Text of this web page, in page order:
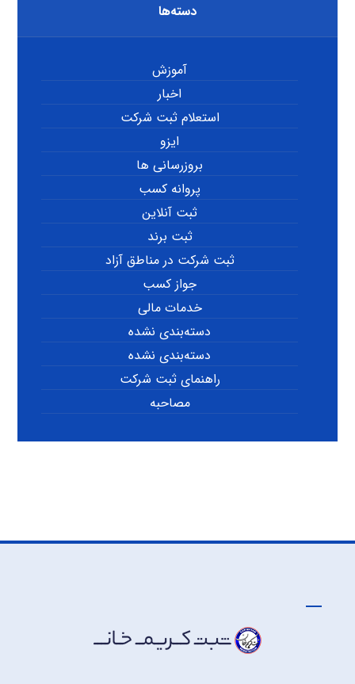
دسته‌ها
آموزش
اخبار
استعلام ثبت شرکت
ایزو
بروزرسانی ها
پروانه کسب
ثبت آنلاین
ثبت برند
ثبت شرکت در مناطق آزاد
جواز کسب
خدمات مالی
دسته‌بندی نشده
دسته‌بندی نشده
راهنمای ثبت شرکت
مصاحبه